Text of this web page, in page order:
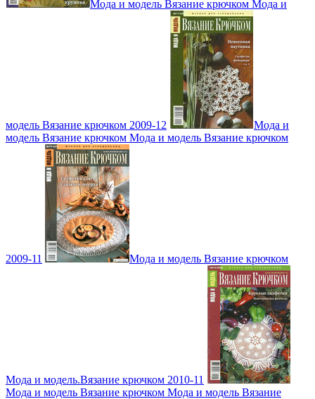
Мода и модель Вязание крючком Мода и
модель Вязание крючком 2009-12
Мода и
модель Вязание крючком Мода и модель Вязание крючком
2009-11 Мода и модель Вязание крючком
Мода и модель.Вязание крючком 2010-11
Мода и модель Вязание крючком Мода и модель Вязание